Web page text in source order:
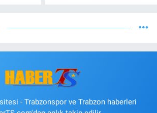
- Trabzonspor ve Trabzon haberleri